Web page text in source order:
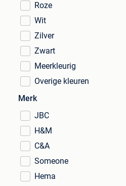
Roze
Wit
Zilver
Zwart
Meerkleurig
Overige kleuren
Merk
JBC
H&M
C&A
Someone
Hema